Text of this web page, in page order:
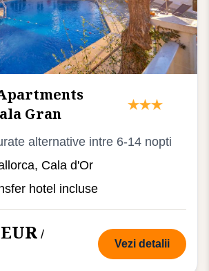
Gran
alternative intre 6-14 nopti
Cala d'Or
hotel incluse
/
Vezi detalii